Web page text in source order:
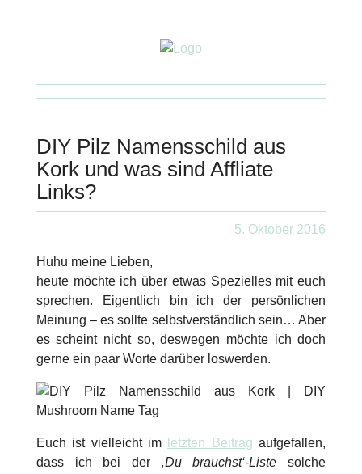
DIY Pilz Namensschild aus
Kork und was sind Affliate
Links?
5. Oktober 2016
Huhu meine Lieben,
heute möchte ich über etwas Spezielles mit euch
sprechen. Eigentlich bin ich der persönlichen
Meinung – es sollte selbstverständlich sein… Aber
es scheint nicht so, deswegen möchte ich doch
gerne ein paar Worte darüber loswerden.
Euch ist vielleicht im letzten Beitrag aufgefallen,
dass ich bei der ‚Du brauchst‘-Liste solche